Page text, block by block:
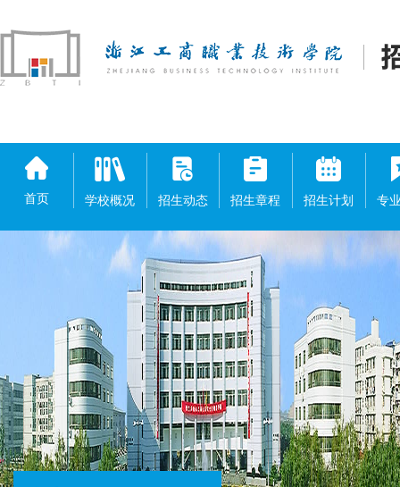
首页 学校概况 招生动态 招生章程 招生计划 专